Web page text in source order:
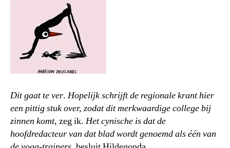
Dit gaat te ver. Hopelijk schrijft de regionale krant hier
een pittig stuk over, zodat dit merkwaardige college bij
zinnen komt, zeg ik. Het cynische is dat de
hoofdredacteur van dat blad wordt genoemd als één van